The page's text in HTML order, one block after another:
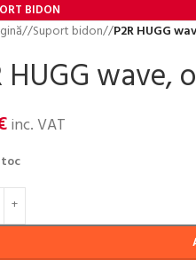
BIDON
/ Suport bidon/ P2R HUGG
HUGG wave,
inc. VAT